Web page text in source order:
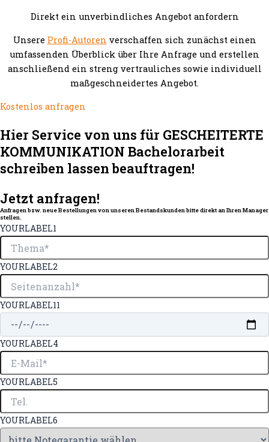
Direkt ein unverbindliches Angebot anfordern
Unsere Profi-Autoren verschaffen sich zunächst einen
umfassenden Überblick über Ihre Anfrage und erstellen
anschließend ein streng vertrauliches sowie individuell
maßgeschneidertes Angebot.
Kostenlos anfragen
Hier Service von uns für GESCHEITERTE
KOMMUNIKATION Bachelorarbeit
schreiben lassen beauftragen!
Jetzt anfragen!
Anfragen bzw. neue Bestellungen von unseren Bestandskunden bitte direkt an Ihren Manager
stellen.
YOURLABEL1
YOURLABEL2
YOURLABEL11
YOURLABEL4
YOURLABEL5
YOURLABEL6